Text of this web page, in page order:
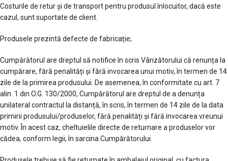
Costurile de retur și de transport pentru produsul înlocuitor, dacă este
cazul, sunt suportate de client.
Produsele prezintă defecte de fabricație;
Cumpărătorul are dreptul să notifice în scris Vânzătorului că renunța la
cumpărare, fără penalități şi fără invocarea unui motiv, în termen de 14
zile de la primirea produsului. De asemenea, în conformitate cu art. 7
alin. 1 din O.G. 130/2000, Cumpărătorul are dreptul de a denunța
unilateral contractul la distanță, în scris, în termen de 14 zile de la data
primirii produsului/produselor, fără penalități și fără invocarea vreunui
motiv. În acest caz, cheltuielile directe de returnare a produselor vor
cădea, conform legii, în sarcina Cumpărătorului.